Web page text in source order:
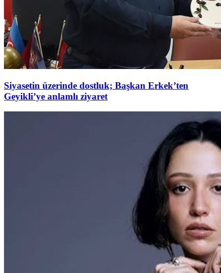
Siyasetin üzerinde dostluk; Başkan Erkek’ten
Geyikli’ye anlamlı ziyaret